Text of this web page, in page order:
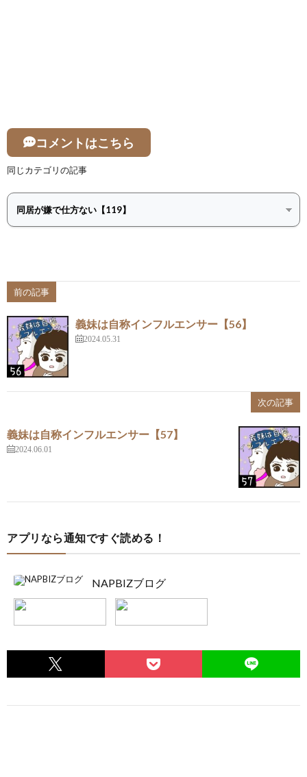
コメントはこちら
同じカテゴリの記事
前の記事
義妹は自称インフルエンサー【56】
2024.05.31
次の記事
義妹は自称インフルエンサー【57】
2024.06.01
アプリなら通知ですぐ読める！
NAPBIZブログ